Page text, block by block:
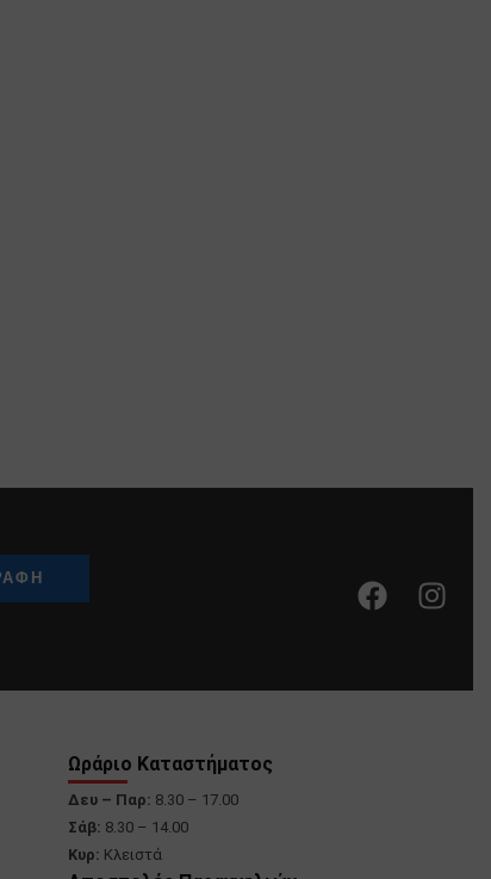
Ωράριο Καταστήματος
Δευ – Παρ: 8.30 – 17.00
Σάβ: 8.30 – 14.00
Κυρ: Κλειστά